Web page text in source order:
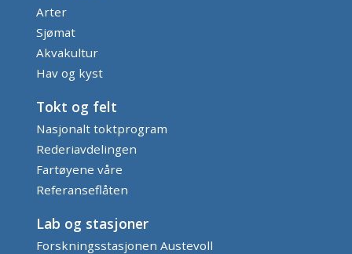
Arter
Sjømat
Akvakultur
Hav og kyst
Tokt og felt
Nasjonalt toktprogram
Rederiavdelingen
Fartøyene våre
Referanseflåten
Lab og stasjoner
Forskningsstasjonen Austevoll